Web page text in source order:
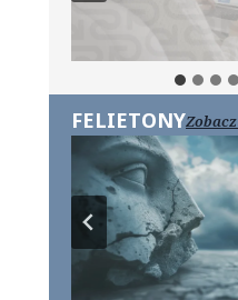
FELIETONY